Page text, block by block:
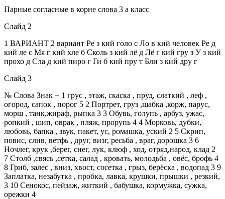
Парные согласные в корне слова 3 а класс
Слайд 2
1 ВАРИАНТ 2 вариант Ре з кий голо с Ло в кий человек Ре д
кий ле с Мя г кий хле б Сколь з кий лё д Лё г кий гру з У з кий
прохо д Сла д кий пиро г Ги б кий пру т Бли з кий дру г
Слайд 3
№ Слова Знак + 1 грус , этаж, скаска , пруд, слаткий , леф ,
огород, сапок , порог 5 2 Портрет, груз ,шабка ,корж, парус,
морш , танк,жираф, рыпка 3 3 Обувь, голупь , арбуз, ужас,
ропкий , шип, оврак , пляж, прорупь 4 4 Морковь, дубки,
любовь, бапка , звук, пакет, ус, ромашка, уский 2 5 Скрип,
повис, слив, ветфь , друг, визг, ресьба , враг, дорошка 3 6
Ночлег, крук ,берег, снег, лук, клюф , ход, отряд,народ, клад 2
7 Столб ,свясь ,сетка, салад , кровать, молодьба , овёс, брофь 4
8 Гриб, залес , вниз, хвост, сосетка , грыз, берёска , водопад 3 9
Заплатка, незабутка , пробка, лавка, крушки, прышки , резкий,
3 10 Сенокос, пейзаж, житкий , бабушка, кормужка, сужка,
орежки 4